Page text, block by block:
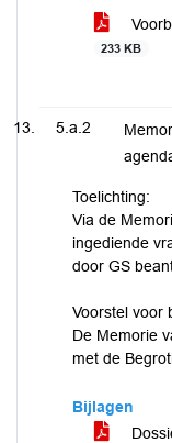
233 KB
5.a.2
Toelichting:
Via de
ingediende
door GS
Voorstel voor
De Memorie
met de
Bijlagen